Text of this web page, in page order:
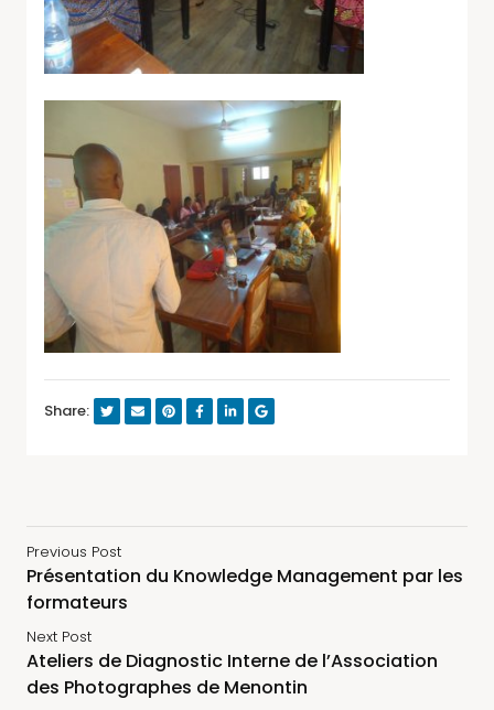
Share:
Previous Post
Présentation du Knowledge Management par les
formateurs
Next Post
Ateliers de Diagnostic Interne de l’Association
des Photographes de Menontin